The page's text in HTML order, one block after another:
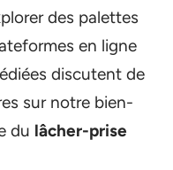
des palettes
en ligne
discutent de
sur notre bien-
du lâcher-prise